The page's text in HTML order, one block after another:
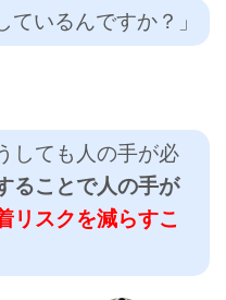
ているんですか？」
しても人の手が必
ることで人の手が
リスクを減らすこ